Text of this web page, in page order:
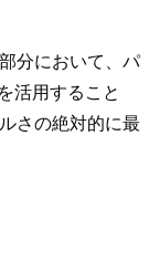
分において、パ
を活用すること
さの絶対的に最